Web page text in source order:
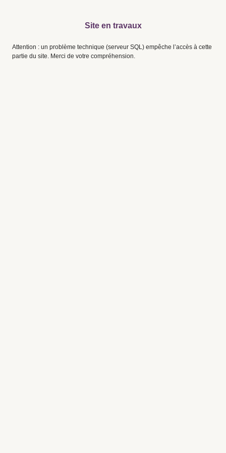
Site en travaux
Attention : un problème technique (serveur SQL) empêche l’accès à cette
partie du site. Merci de votre compréhension.